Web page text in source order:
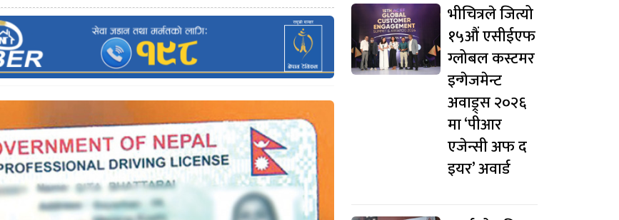
भीचित्रले जित्यो
१५औं एसीईएफ
ग्लोबल कस्टमर
इन्गेजमेन्ट
अवाड्र्स २०२६
मा ‘पीआर
एजेन्सी अफ द
इयर’ अवार्ड